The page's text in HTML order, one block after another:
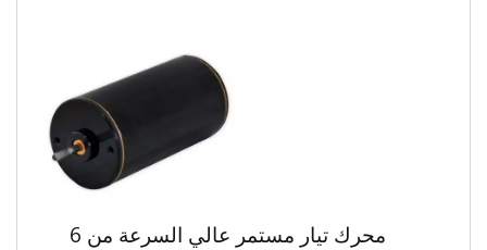
محرك تيار مستمر عالي السرعة من 6